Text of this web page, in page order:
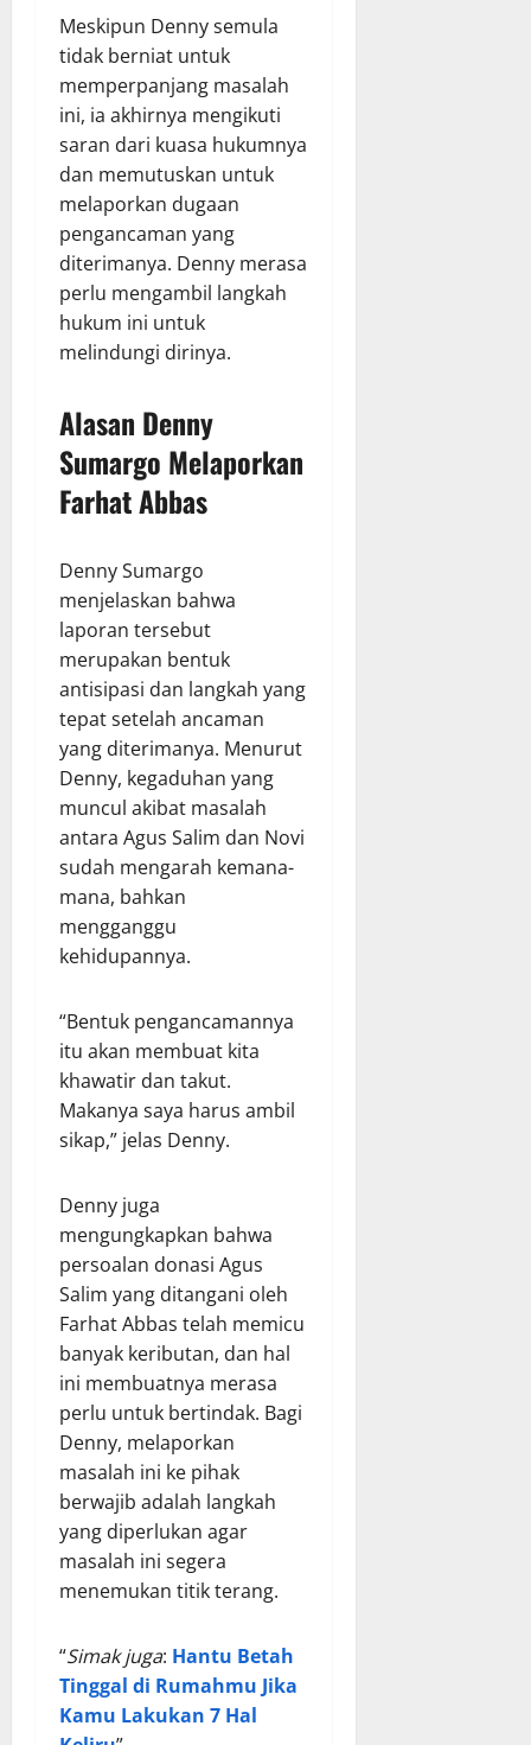
Meskipun Denny semula
tidak berniat untuk
memperpanjang masalah
ini, ia akhirnya mengikuti
saran dari kuasa hukumnya
dan memutuskan untuk
melaporkan dugaan
pengancaman yang
diterimanya. Denny merasa
perlu mengambil langkah
hukum ini untuk
melindungi dirinya.
Alasan Denny
Sumargo Melaporkan
Farhat Abbas
Denny Sumargo
menjelaskan bahwa
laporan tersebut
merupakan bentuk
antisipasi dan langkah yang
tepat setelah ancaman
yang diterimanya. Menurut
Denny, kegaduhan yang
muncul akibat masalah
antara Agus Salim dan Novi
sudah mengarah kemana-
mana, bahkan
mengganggu
kehidupannya.
“Bentuk pengancamannya
itu akan membuat kita
khawatir dan takut.
Makanya saya harus ambil
sikap,” jelas Denny.
Denny juga
mengungkapkan bahwa
persoalan donasi Agus
Salim yang ditangani oleh
Farhat Abbas telah memicu
banyak keributan, dan hal
ini membuatnya merasa
perlu untuk bertindak. Bagi
Denny, melaporkan
masalah ini ke pihak
berwajib adalah langkah
yang diperlukan agar
masalah ini segera
menemukan titik terang.
“Simak juga: Hantu Betah
Tinggal di Rumahmu Jika
Kamu Lakukan 7 Hal